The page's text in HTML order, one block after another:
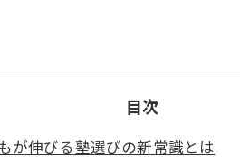
目次
が伸びる塾選びの新常識とは